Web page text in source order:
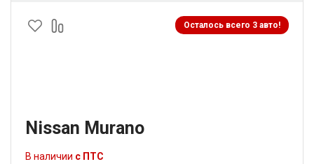
Осталось всего 3 авто!
Nissan Murano
В наличии с ПТС